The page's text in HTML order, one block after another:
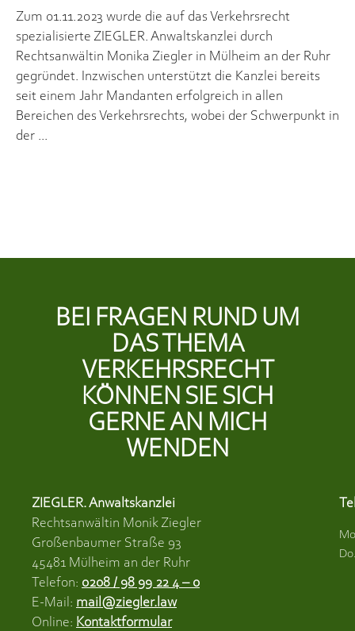
Zum 01.11.2023 wurde die auf das Verkehrsrecht
spezialisierte ZIEGLER. Anwaltskanzlei durch
Rechtsanwältin Monika Ziegler in Mülheim an der Ruhr
gegründet. Inzwischen unterstützt die Kanzlei bereits
seit einem Jahr Mandanten erfolgreich in allen
Bereichen des Verkehrsrechts, wobei der Schwerpunkt in
der
BEI FRAGEN RUND UM
DAS THEMA
VERKEHRSRECHT
KÖNNEN SIE SICH
GERNE AN MICH
WENDEN
ZIEGLER. Anwaltskanzlei
Rechtsanwältin Monik Ziegler
Großenbaumer Straße 93
45481 Mülheim an der Ruhr
Telefon: 0208 / 98 99 22 4 – 0
E-Mail: mail@ziegler.law
Online: Kontaktformular